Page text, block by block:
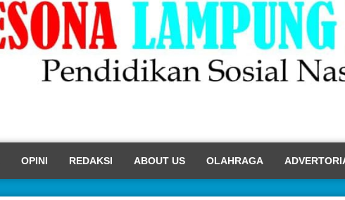
OPINI REDAKSI ABOUT US OLAHRAGA